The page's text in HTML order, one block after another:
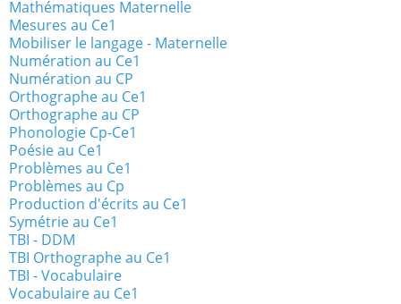
Mathématiques Maternelle
Mesures au Ce1
Mobiliser le langage - Maternelle
Numération au Ce1
Numération au CP
Orthographe au Ce1
Orthographe au CP
Phonologie Cp-Ce1
Poésie au Ce1
Problèmes au Ce1
Problèmes au Cp
Production d'écrits au Ce1
Symétrie au Ce1
TBI - DDM
TBI Orthographe au Ce1
TBI - Vocabulaire
Vocabulaire au Ce1